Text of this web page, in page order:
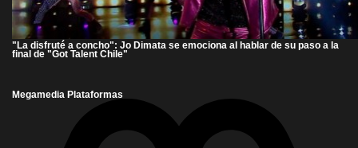
"La disfruté a concho": Jo Dimata se emociona al hablar de su paso a la
final de "Got Talent Chile"
Megamedia Plataformas